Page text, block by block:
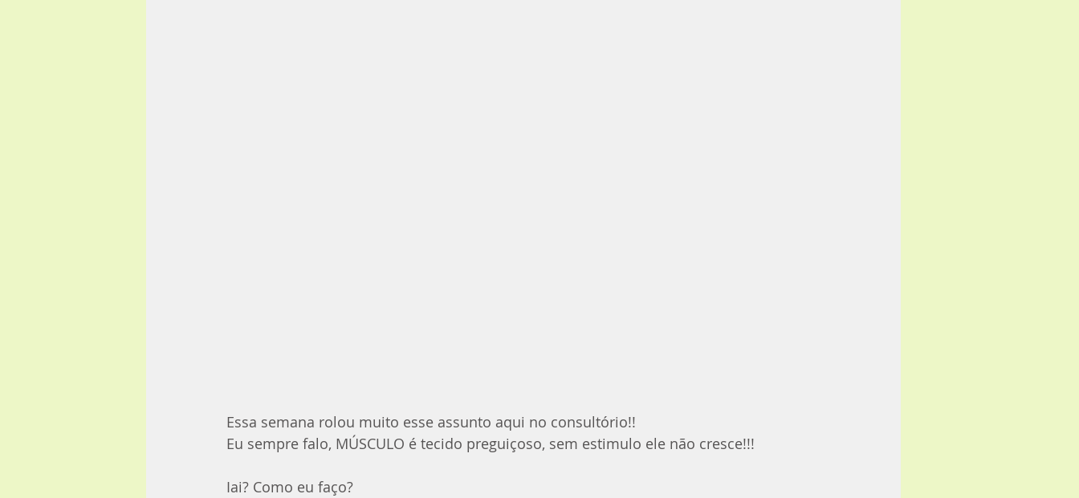
Essa semana rolou muito esse assunto aqui no consultório!!
Eu sempre falo, MÚSCULO é tecido preguiçoso, sem estimulo ele não cresce!!!
Iai? Como eu faço?